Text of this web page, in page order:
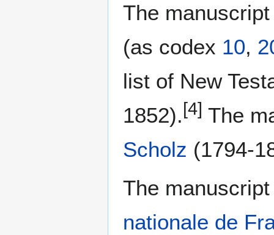
The
(as codex 10,
list of New
1852). [4] The
Scholz (1794-
The
nationale de